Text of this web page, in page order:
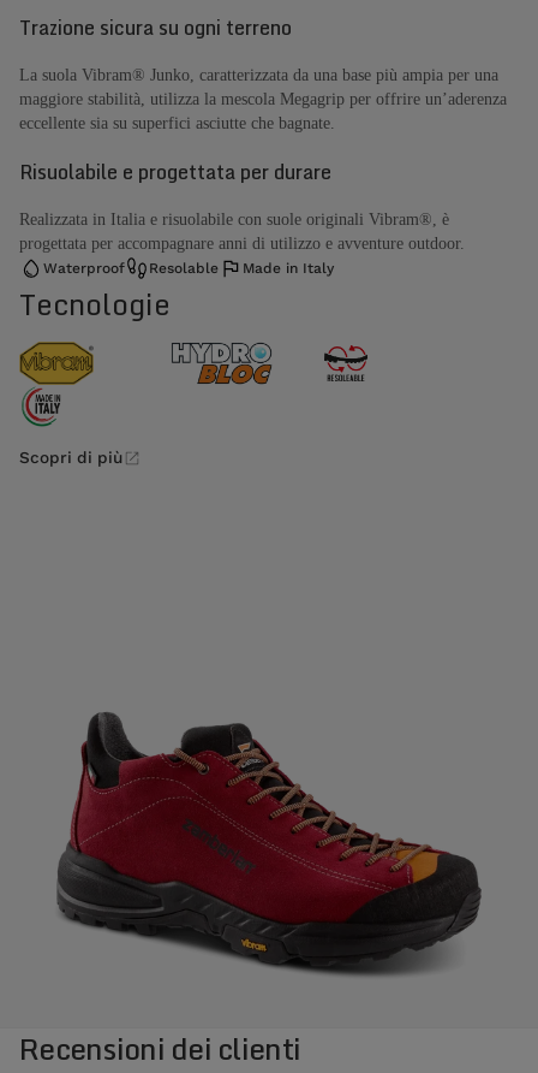
Trazione sicura su ogni terreno
La suola Vibram® Junko, caratterizzata da una base più ampia per una
maggiore stabilità, utilizza la mescola Megagrip per offrire un’aderenza
eccellente sia su superfici asciutte che bagnate.
Risuolabile e progettata per durare
Realizzata in Italia e risuolabile con suole originali Vibram®, è
progettata per accompagnare anni di utilizzo e avventure outdoor.
Waterproof Resolable Made in Italy
Tecnologie
Scopri di più
Recensioni dei clienti